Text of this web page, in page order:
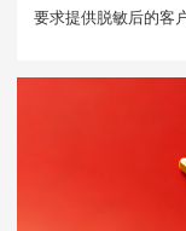
要求提供脱敏后的客